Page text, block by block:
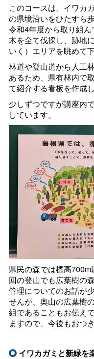
このコースは、イワカ
の県境沿いをひたすら
令和4年度から取り組
木を全て伐採し、跡地
いく）エリアを眺めて
林道や登山道から人工
あるため、県有林内で
て紹介する看板を作成
少しずつですが講座内
しています。
県民の森では標高
回の登山でも広葉樹の
管理についてのお話が
せんが、奥山の広葉樹
組であることもお伝え
ますので、今後もおつ
イワカガミと新緑を